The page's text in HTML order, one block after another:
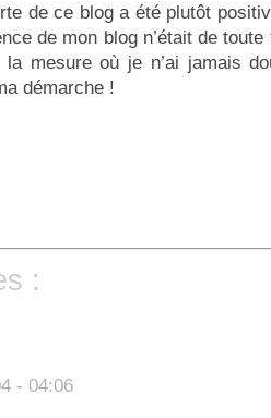
de ce blog a été plutôt
de mon blog n’était de
mesure où je n’ai jamais
démarche !
:
- 04:06